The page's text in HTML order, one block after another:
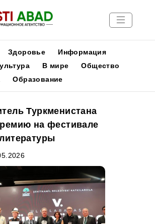
Здоровье
Информация
В мире
Общество
Образование
Туркменистана
на фестивале